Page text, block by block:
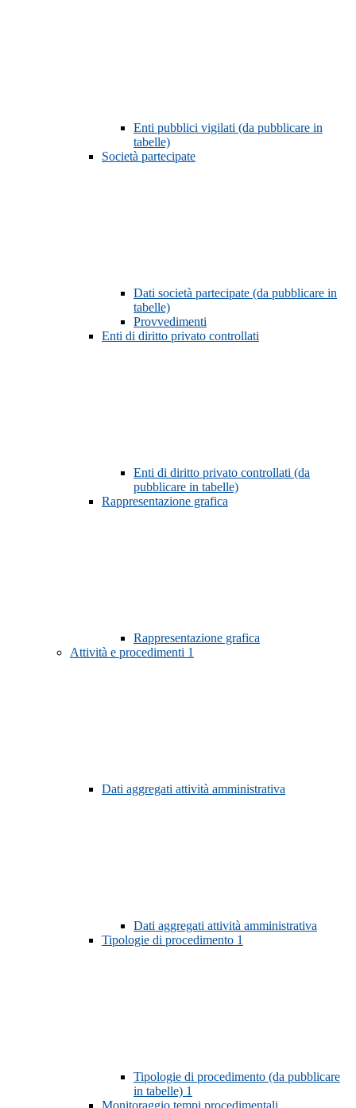
Enti pubblici vigilati (da pubblicare in
tabelle)
Società partecipate
Dati società partecipate (da pubblicare in
tabelle)
Provvedimenti
Enti di diritto privato controllati
Enti di diritto privato controllati (da
pubblicare in tabelle)
Rappresentazione grafica
Rappresentazione grafica
Attività e procedimenti 1
Dati aggregati attività amministrativa
Dati aggregati attività amministrativa
Tipologie di procedimento 1
Tipologie di procedimento (da pubblicare
in tabelle) 1